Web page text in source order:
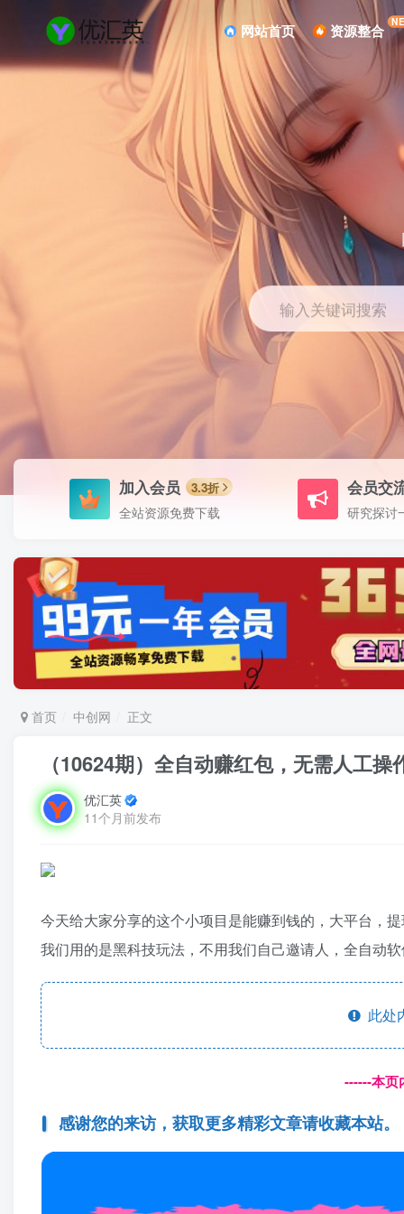
网站首页 资源整合
输入关键词搜索
加入会员 3.3折
全站资源免费下载
会员交
研究探讨
首页 中创网 正文
（10624期）全自动赚红包，无需人工
优汇英
11个月前发布
今天给大家分享的这个小项目是能赚到钱的，大平台，
我们用的是黑科技玩法，不用我们自己邀请人，全自动
此处
------本页
感谢您的来访，获取更多精彩文章请收藏本站。